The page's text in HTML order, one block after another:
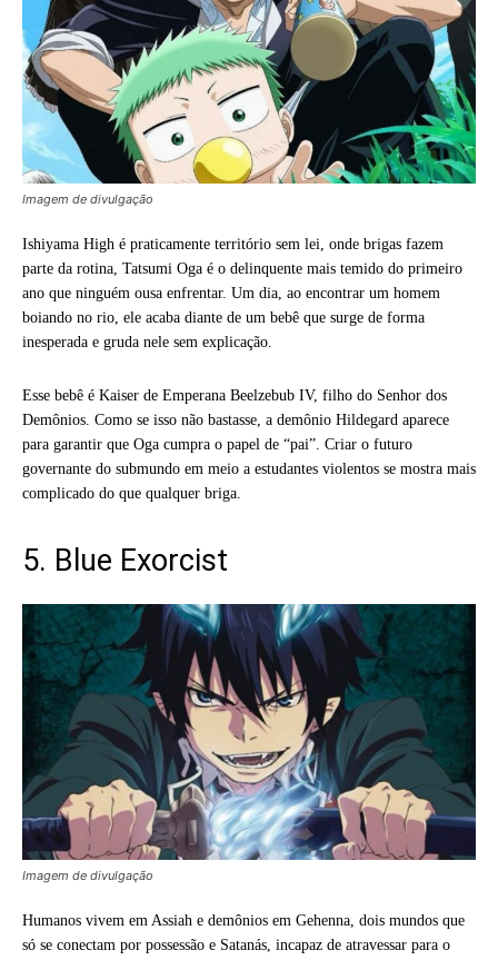
Imagem de divulgação
Ishiyama High é praticamente território sem lei, onde brigas fazem
parte da rotina, Tatsumi Oga é o delinquente mais temido do primeiro
ano que ninguém ousa enfrentar. Um dia, ao encontrar um homem
boiando no rio, ele acaba diante de um bebê que surge de forma
inesperada e gruda nele sem explicação.
Esse bebê é Kaiser de Emperana Beelzebub IV, filho do Senhor dos
Demônios. Como se isso não bastasse, a demônio Hildegard aparece
para garantir que Oga cumpra o papel de “pai”. Criar o futuro
governante do submundo em meio a estudantes violentos se mostra mais
complicado do que qualquer briga.
5. Blue Exorcist
Imagem de divulgação
Humanos vivem em Assiah e demônios em Gehenna, dois mundos que
só se conectam por possessão e Satanás, incapaz de atravessar para o